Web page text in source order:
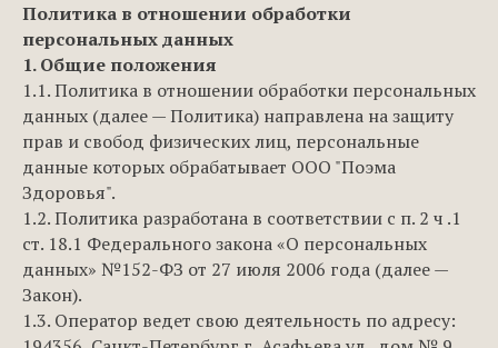
Политика в отношении обработки
персональных данных
1. Общие положения
1.1. Политика в отношении обработки персональных
данных (далее — Политика) направлена на защиту
прав и свобод физических лиц, персональные
данные которых обрабатывает ООО "Поэма
Здоровья".
1.2. Политика разработана в соответствии с п. 2 ч .1
ст. 18.1 Федерального закона «О персональных
данных» №152-ФЗ от 27 июля 2006 года (далее —
Закон).
1.3. Оператор ведет свою деятельность по адресу: